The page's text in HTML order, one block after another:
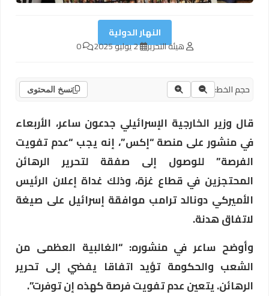
النهار الدولية
هيئة التحرير 2 يوليو 2025 0
حجم الخط: نسخ المحتوى
قال وزير الخارجية الإسرائيلي جدعون ساعر، الأربعاء
في منشور على منصة “إكس”، إنه يجب “عدم تفويت
الفرصة” للوصول إلى صفقة لتحرير الرهائن
المحتجزين في قطاع غزة، وذلك غداة إعلان الرئيس
الأميركي دونالد ترامب موافقة إسرائيل على صيغة
لاتفاق هدنة.
وأوضح ساعر في منشوره: “الغالبية العظمى من
الشعب والحكومة تؤيد اتفاقا يفضي إلى تحرير
الرهائن. يتعين عدم تفويت فرصة كهذه إن توفرت”.